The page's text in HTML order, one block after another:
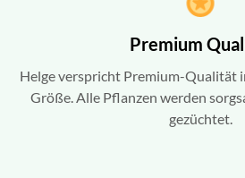
Premium
Helge verspricht Premium-Qualität
Größe. Alle Pflanzen werden
gezüchtet.